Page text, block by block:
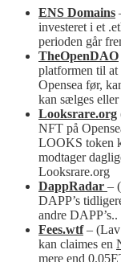
ENS Domains
investeret i et
perioden går
TheOpenDAO
platformen til at
Opensea før,
kan sælges eller
Looksrare.org
NFT på
LOOKS token
modtager
Looksrare.org
DappRadar –
DAPP’s
andre DAPP’s..
Fees.wtf –
kan claimes en
mere end